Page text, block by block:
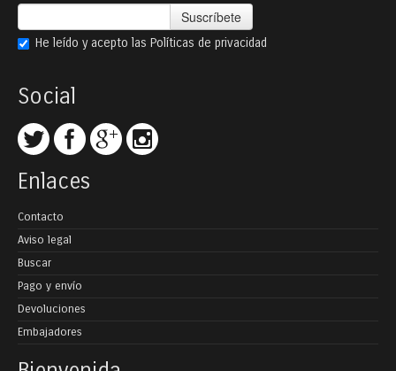
Suscríbete
He leído y acepto las Políticas de privacidad
Social
Enlaces
Contacto
Aviso legal
Buscar
Pago y envío
Devoluciones
Embajadores